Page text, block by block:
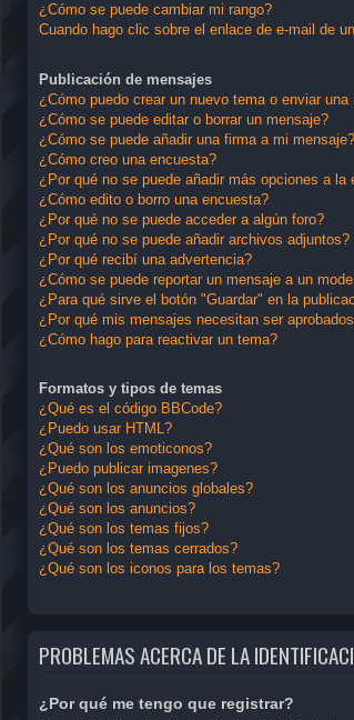
¿Cómo se puede cambiar mi rango?
Cuando hago clic sobre el enlace de e-mail de
Publicación de mensajes
¿Cómo puedo crear un nuevo tema o enviar una
¿Cómo se puede editar o borrar un mensaje?
¿Cómo se puede añadir una firma a mi mensaje?
¿Cómo creo una encuesta?
¿Por qué no se puede añadir más opciones a la
¿Cómo edito o borro una encuesta?
¿Por qué no se puede acceder a algún foro?
¿Por qué no se puede añadir archivos adjuntos?
¿Por qué recibí una advertencia?
¿Cómo se puede reportar un mensaje a un
¿Para qué sirve el botón "Guardar" en la
¿Por qué mis mensajes necesitan ser
¿Cómo hago para reactivar un tema?
Formatos y tipos de temas
¿Qué es el código BBCode?
¿Puedo usar HTML?
¿Qué son los emoticonos?
¿Puedo publicar imagenes?
¿Qué son los anuncios globales?
¿Qué son los anuncios?
¿Qué son los temas fijos?
¿Qué son los temas cerrados?
¿Qué son los iconos para los temas?
PROBLEMAS ACERCA DE LA
¿Por qué me tengo que registrar?